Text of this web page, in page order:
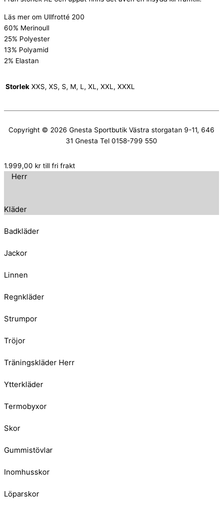
Läs mer om Ullfrotté 200
60% Merinoull
25% Polyester
13% Polyamid
2% Elastan
Storlek XXS, XS, S, M, L, XL, XXL, XXXL
Copyright © 2026 Gnesta Sportbutik Västra storgatan 9-11, 646
31 Gnesta Tel 0158-799 550
1.999,00 kr till fri frakt
Herr
Kläder
Badkläder
Jackor
Linnen
Regnkläder
Strumpor
Tröjor
Träningskläder Herr
Ytterkläder
Termobyxor
Skor
Gummistövlar
Inomhusskor
Löparskor